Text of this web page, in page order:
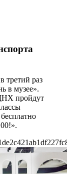
третий раз
в музее».
пройдут